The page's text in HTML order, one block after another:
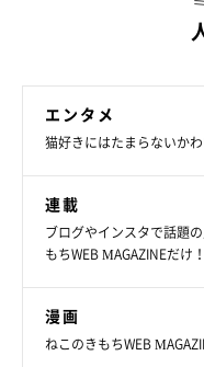
@nekomeyome
飼い主さんは過去に、獣
るかも……？
エンタメ
猫好きにはたまらないか
連載
ブログやインスタで話題
もちWEB MAGAZINEだけ！
漫画
ねこのきもちWEB